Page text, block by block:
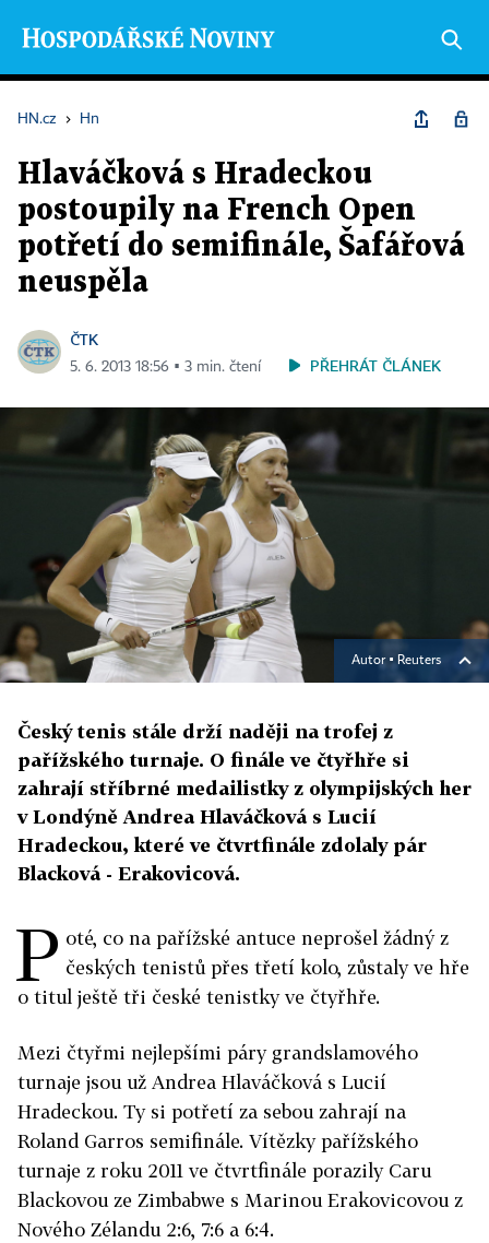
HN.cz › Hn
Hlaváčková s Hradeckou
postoupily na French Open
potřetí do semifinále, Šafářová
neuspěla
ČTK
5. 6. 2013 18:56 ▪ 3 min. čtení PŘEHRÁT ČLÁNEK
Autor ▪ Reuters
Český tenis stále drží naději na trofej z
pařížského turnaje. O finále ve čtyřhře si
zahrají stříbrné medailistky z olympijských her
v Londýně Andrea Hlaváčková s Lucií
Hradeckou, které ve čtvrtfinále zdolaly pár
Blacková - Erakovicová.
P oté, co na pařížské antuce neprošel žádný z
českých tenistů přes třetí kolo, zůstaly ve hře
o titul ještě tři české tenistky ve čtyřhře.
Mezi čtyřmi nejlepšími páry grandslamového
turnaje jsou už Andrea Hlaváčková s Lucií
Hradeckou. Ty si potřetí za sebou zahrají na
Roland Garros semifinále. Vítězky pařížského
turnaje z roku 2011 ve čtvrtfinále porazily Caru
Blackovou ze Zimbabwe s Marinou Erakovicovou z
Nového Zélandu 2:6, 7:6 a 6:4.